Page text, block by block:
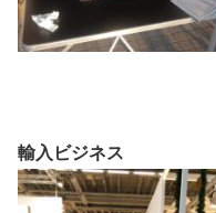
輸入ビジネス